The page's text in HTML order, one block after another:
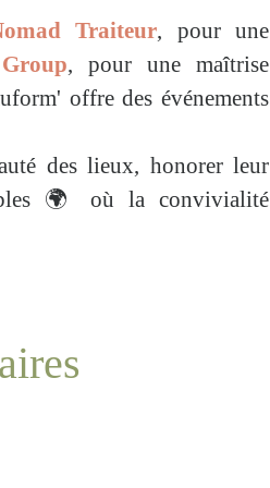
Traiteur, pour une
, pour une maîtrise
offre des événements
des lieux, honorer leur
🌍 où la convivialité